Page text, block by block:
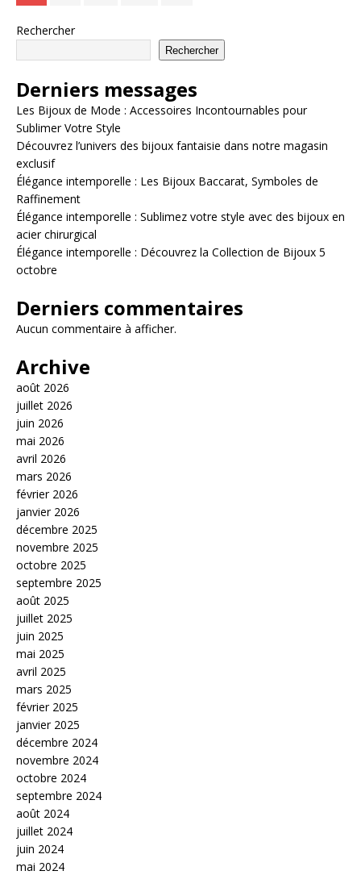
Rechercher
Rechercher
Derniers messages
Les Bijoux de Mode : Accessoires Incontournables pour
Sublimer Votre Style
Découvrez l’univers des bijoux fantaisie dans notre magasin
exclusif
Élégance intemporelle : Les Bijoux Baccarat, Symboles de
Raffinement
Élégance intemporelle : Sublimez votre style avec des bijoux en
acier chirurgical
Élégance intemporelle : Découvrez la Collection de Bijoux 5
octobre
Derniers commentaires
Aucun commentaire à afficher.
Archive
août 2026
juillet 2026
juin 2026
mai 2026
avril 2026
mars 2026
février 2026
janvier 2026
décembre 2025
novembre 2025
octobre 2025
septembre 2025
août 2025
juillet 2025
juin 2025
mai 2025
avril 2025
mars 2025
février 2025
janvier 2025
décembre 2024
novembre 2024
octobre 2024
septembre 2024
août 2024
juillet 2024
juin 2024
mai 2024